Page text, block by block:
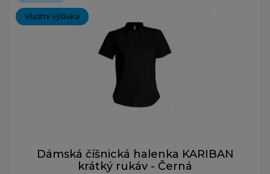
Vlastní výšivka
Dámská číšnická halenka KARIBAN
krátký rukáv - Černá